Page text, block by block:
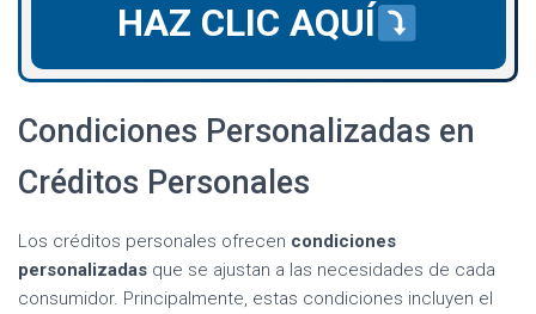
HAZ CLIC AQUÍ
Condiciones Personalizadas en
Créditos Personales
Los créditos personales ofrecen condiciones
personalizadas que se ajustan a las necesidades de cada
consumidor. Principalmente, estas condiciones incluyen el